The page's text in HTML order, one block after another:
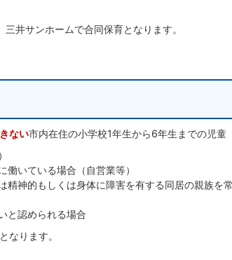
井サンホームで合同保育となります。
ない市内在住の小学校1年生から6年生までの児童
いている場合（自営業等）
精神的もしくは身体に障害を有する同居の親族を
と認められる場合
なります。